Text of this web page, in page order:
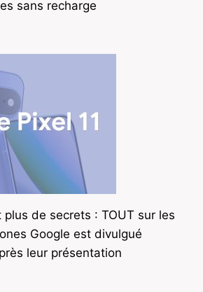
sans recharge
plus de secrets : TOUT sur les
Google est divulgué
leur présentation